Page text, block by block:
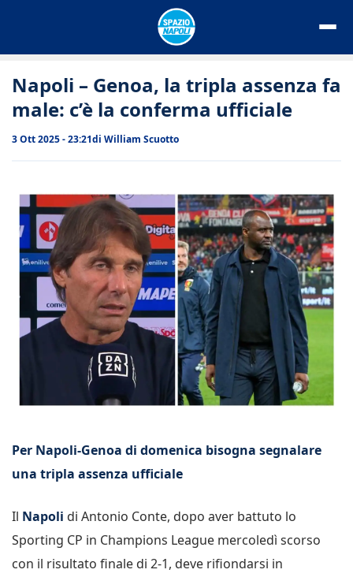
Napoli – Genoa, la tripla assenza fa
male: c’è la conferma ufficiale
3 Ott 2025 - 23:21di William Scuotto
Per Napoli-Genoa di domenica bisogna segnalare
una tripla assenza ufficiale
Il Napoli di Antonio Conte, dopo aver battuto lo
Sporting CP in Champions League mercoledì scorso
con il risultato finale di 2-1, deve rifiondarsi in